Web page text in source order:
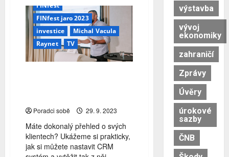
a
nutnost
5S
jsou
stála
aktuální
FINfest
FINfest jaro 2023
investice
Michal Vacula
Raynet
TV
Poradci sobě 29. 9. 2023
Máte dokonalý přehled o svých
klientech? Ukážeme si prakticky,
jak si můžete nastavit CRM
výstavba
vývoj
ekonomiky
zahraničí
Zprávy
Úvěry
úrokové
sazby
ČNB